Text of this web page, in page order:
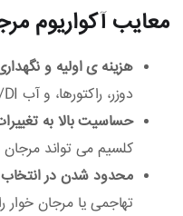
معایب آکواریوم
هزینه‌ ی اولیه و
دوزر، راکتورها، و آب RO/DI کاملاً خالص.
حساسیت بالا به
کلسیم می‌ تواند
محدود شدن در
تهاجمی یا مرجان‌ خوار